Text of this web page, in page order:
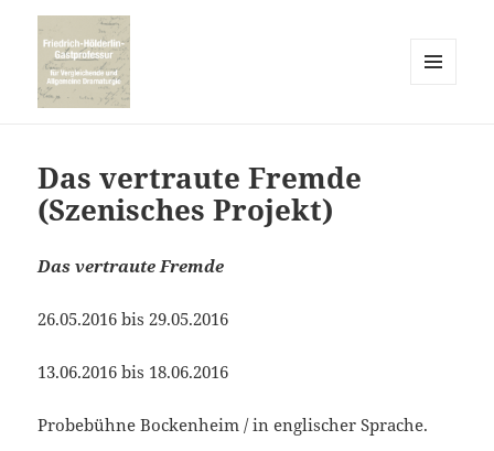
Das vertraute Fremde
(Szenisches Projekt)
Das vertraute Fremde
26.05.2016 bis 29.05.2016
13.06.2016 bis 18.06.2016
Probebühne Bockenheim / in englischer Sprache.